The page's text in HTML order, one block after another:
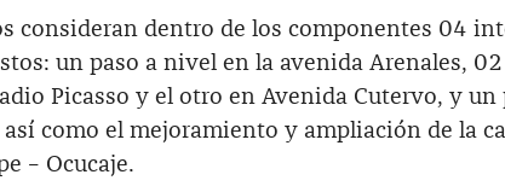
consideran dentro de los componentes 04
un paso a nivel en la avenida Arenales,
Picasso y el otro en Avenida Cutervo, y un
así como el mejoramiento y ampliación de la
– Ocucaje.